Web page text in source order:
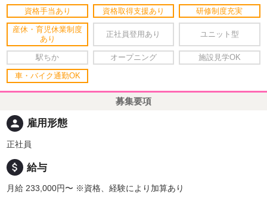
資格手当あり 資格取得支援あり 研修制度充実
産休・育児休業制度
あり
正社員登用あり ユニット型
駅ちか オープニング 施設見学OK
車・バイク通勤OK
募集要項
person 雇用形態
正社員
attach_money 給与
月給 233,000円〜 ※資格、経験により加算あり